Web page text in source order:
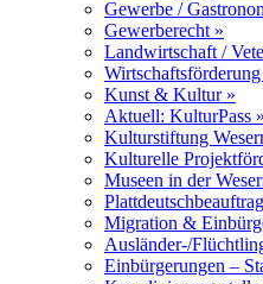
Gewerbe /
Gewerberecht »
Landwirtschaft /
Kunst & Kultur »
Aktuell: KulturPass »
Kulturstiftung
Kulturelle
Museen in der
Migration &
Ausländer-/
Einbürgerungen –